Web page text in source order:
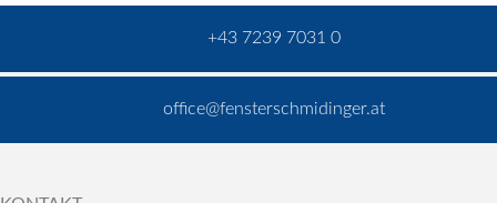
+43 7239 7031 0
office@fensterschmidinger.at